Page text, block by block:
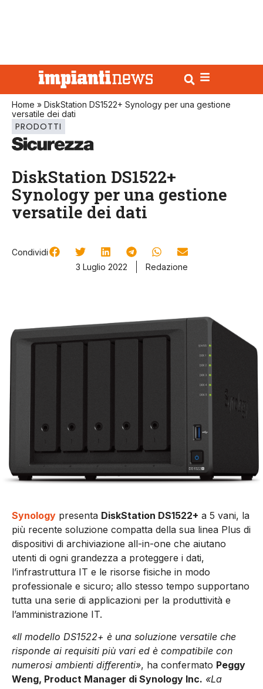
Home » DiskStation DS1522+ Synology per una gestione
versatile dei dati
PRODOTTI
DiskStation DS1522+
Synology per una gestione
versatile dei dati
Condividi
3 Luglio 2022
Redazione
Synology presenta DiskStation DS1522+ a 5 vani, la
più recente soluzione compatta della sua linea Plus di
dispositivi di archiviazione all-in-one che aiutano
utenti di ogni grandezza a proteggere i dati,
l’infrastruttura IT e le risorse fisiche in modo
professionale e sicuro; allo stesso tempo supportano
tutta una serie di applicazioni per la produttività e
l’amministrazione IT.
«Il modello DS1522+ è una soluzione versatile che
risponde ai requisiti più vari ed è compatibile con
numerosi ambienti differenti», ha confermato Peggy
Weng, Product Manager di Synology Inc. «La